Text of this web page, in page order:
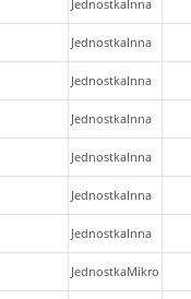
JednostkaInna
JednostkaInna
JednostkaInna
JednostkaInna
JednostkaInna
JednostkaInna
JednostkaInna
JednostkaMikro